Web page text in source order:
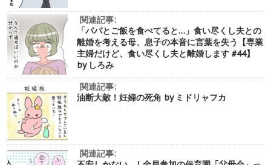
関連記事:
「パパとご飯を食べてると…」食い尽くし夫との
離婚を考える母、息子の本音に言葉を失う【専業
主婦だけど、食い尽くし夫と離婚します #44】
by しろみ
関連記事:
油断大敵！妊婦の死角 by ミドリャフカ
関連記事: